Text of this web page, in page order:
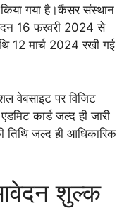
गया है।कैंसर संस्थान
16 फरवरी 2024 से
12 मार्च 2024 रखी गई
वेबसाइट पर विजिट
कार्ड जल्द ही जारी
तिथि जल्द ही आधिकारिक
शुल्क